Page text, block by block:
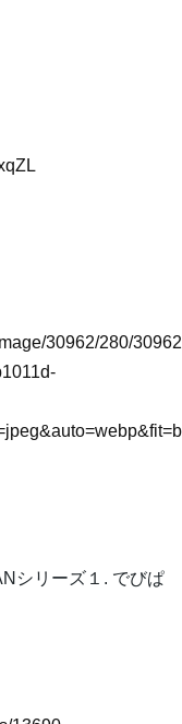
30962/280/
シリーズ１. でびぱ